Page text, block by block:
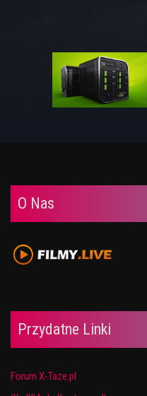
O Nas
Przydatne Linki
Forum X-Taze.pl